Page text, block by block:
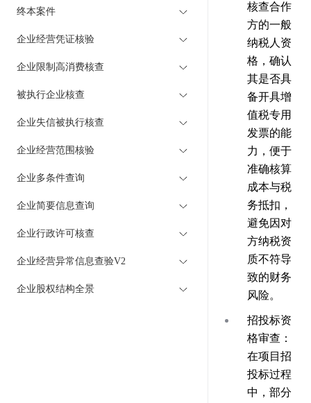
终本案件
企业经营凭证核验
企业限制高消费核查
被执行企业核查
企业失信被执行核查
企业经营范围核验
企业多条件查询
企业简要信息查询
企业行政许可核查
企业经营异常信息查验V2
企业股权结构全景
核查合作
方的一般
纳税人资
格，确认
其是否具
备开具增
值税专用
发票的能
力，便于
准确核算
成本与税
务抵扣，
避免因对
方纳税资
质不符导
致的财务
风险。
招投标资
格审查 ：
在项目招
投标过程
中，部分